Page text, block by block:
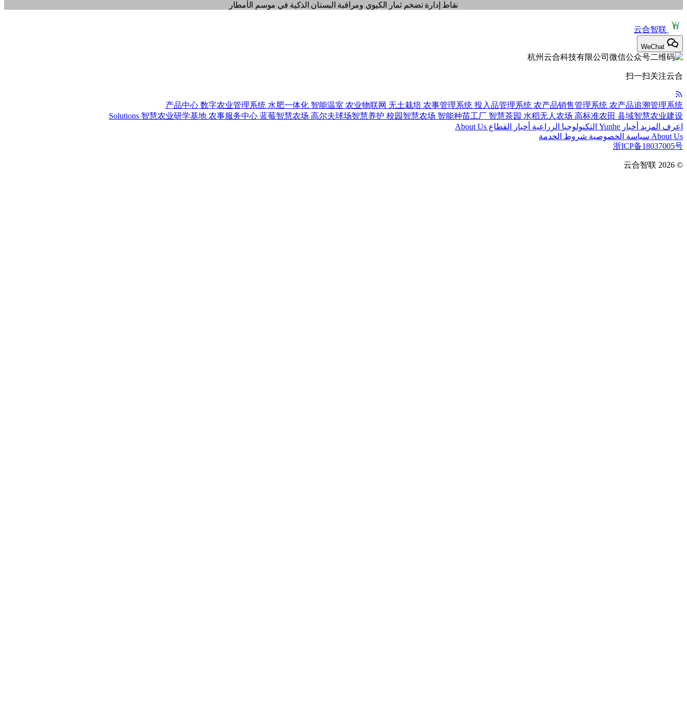
نقاط إدارة تضخم ثمار الكيوي ومراقبة البستان الذكية في موسم الأمطار
云合智联
WeChat
扫一扫关注云合
产品中心 数字农业管理系统 水肥一体化 智能温室 农业物联网 无土栽培 农事管理系统 投入品管理系统 农产品销售管理系统 农产品追溯管理系统
Solutions 智慧农业研学基地 农事服务中心 蓝莓智慧农场 高尔夫球场智慧养护 校园智慧农场 智能种苗工厂 智慧茶园 水稻无人农场 高标准农田 县域智慧农业建设
اعرف المزيد أخبار Yunhe التكنولوجيا الزراعية أخبار القطاع About Us
About Us سياسة الخصوصية شروط الخدمة
浙ICP备18037005号
© 2026
云合智联